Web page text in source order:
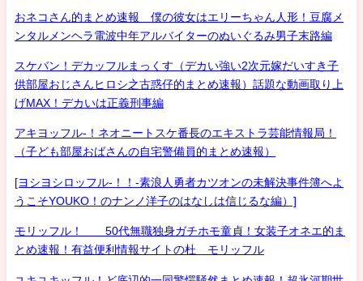
おネコさん的まとめ速報 僕の彼女はエリーちゃん人形！豆腐メ
ンタルメンヘラ電波中年アルバイターのぬいぐるみ男子末路編
スケバン！デカッフルまっくす（デカい強い2次元嫁だいすき子
供部屋おじさんヒロシ之古惑仔的まとめ速報）話題な動画取り上
げMAX！デカいは正義刑事編
アキヨッフル-！ネオニートスケ番長のエキストラ芸能情報局！
（子ども部屋おばさんの自宅警備員的まとめ速報）
[ヨシヨシロッフル-！！-素浪人勇者カツオンの未解決事件簿へよ
うこそYOUKO！のナンノ洋子のはなしは信じるな編）]
モリッフル！ 50代無職独身ガチホモ童貞！女装子オネエ的ま
とめ速報！有益便利情報サイトの杜 モリッフル